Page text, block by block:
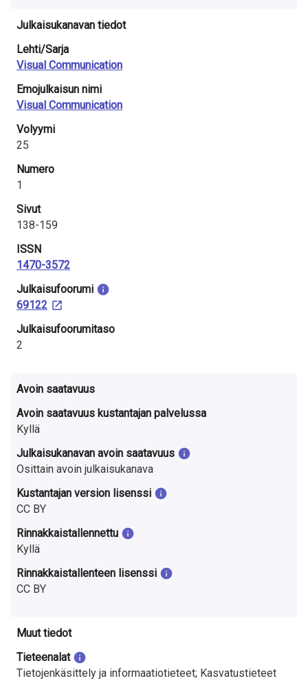
Julkaisukanavan tiedot
Lehti/Sarja
Visual Communication
Emojulkaisun nimi
Visual Communication
Volyymi
25
Numero
1
Sivut
138-159
ISSN
1470-3572
Julkaisu­foorumi
69122
Julkaisufoorumitaso
2
Avoin saatavuus
Avoin saatavuus kustantajan palvelussa
Kyllä
Julkaisukanavan avoin saatavuus
Osittain avoin julkaisukanava
Kustantajan version lisenssi
CC BY
Rinnakkaistallennettu
Kyllä
Rinnakkaistallenteen lisenssi
CC BY
Muut tiedot
Tieteenalat
Tietojenkäsittely ja informaatiotieteet; Kasvatustieteet